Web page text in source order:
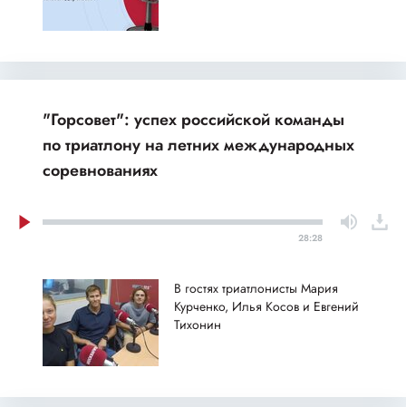
"Горсовет": успех российской команды
по триатлону на летних международных
соревнованиях
28:28
В гостях триатлонисты Мария
Курченко, Илья Косов и Евгений
Тихонин